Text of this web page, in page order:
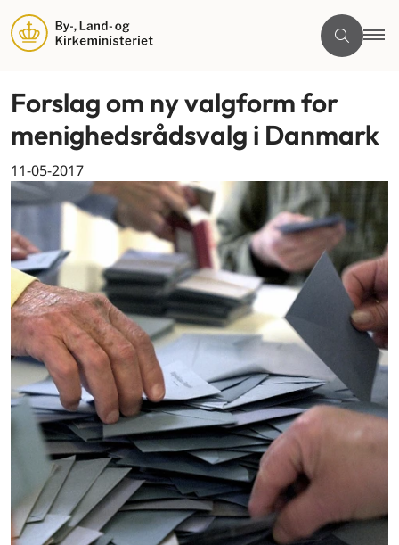
Forslag om ny valgform for
menighedsrådsvalg i Danmark
11-05-2017